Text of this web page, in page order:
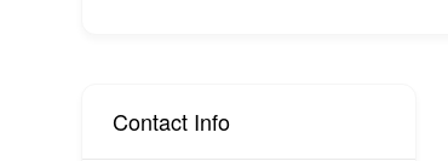
Contact Info